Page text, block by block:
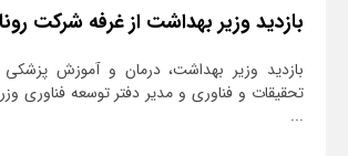
بازدید وزیر بهداشت از غرفه شرکت
بازدید وزیر بهداشت، درمان و آموزش پزشکی
تحقیقات و فناوری و مدیر دفتر توسعه فناوری
...